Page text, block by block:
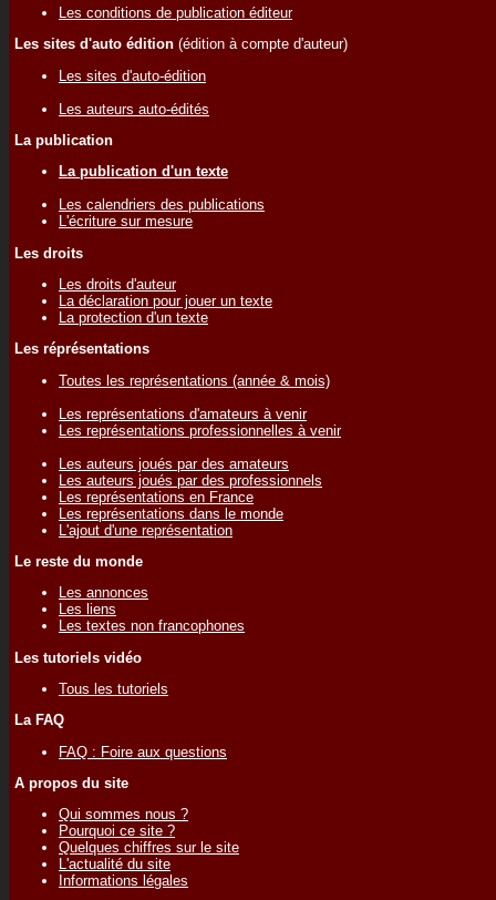
Les conditions de publication éditeur
Les sites d'auto édition (édition à compte d'auteur)
Les sites d'auto-édition
Les auteurs auto-édités
La publication
La publication d'un texte
Les calendriers des publications
L'écriture sur mesure
Les droits
Les droits d'auteur
La déclaration pour jouer un texte
La protection d'un texte
Les réprésentations
Toutes les représentations (année & mois)
Les représentations d'amateurs à venir
Les représentations professionnelles à venir
Les auteurs joués par des amateurs
Les auteurs joués par des professionnels
Les représentations en France
Les représentations dans le monde
L'ajout d'une représentation
Le reste du monde
Les annonces
Les liens
Les textes non francophones
Les tutoriels vidéo
Tous les tutoriels
La FAQ
FAQ : Foire aux questions
A propos du site
Qui sommes nous ?
Pourquoi ce site ?
Quelques chiffres sur le site
L'actualité du site
Informations légales